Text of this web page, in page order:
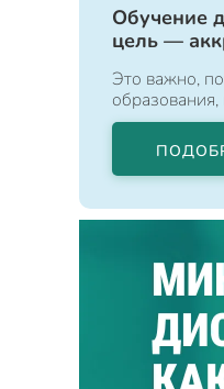
Обучение
цель —
Это важно,